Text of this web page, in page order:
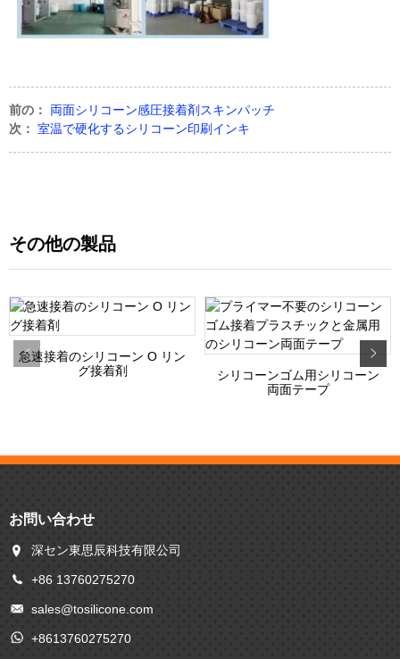
前の：
両面シリコーン感圧接着剤スキンパッチ
次： 室温で硬化するシリコーン印刷インキ
その他の製品
急速接着のシリコーン O リン
グ接着剤
シリコーンゴム用シリコーン
両面テープ
お問い合わせ
深セン東思辰科技有限公司
+86 13760275270
sales@tosilicone.com
+8613760275270